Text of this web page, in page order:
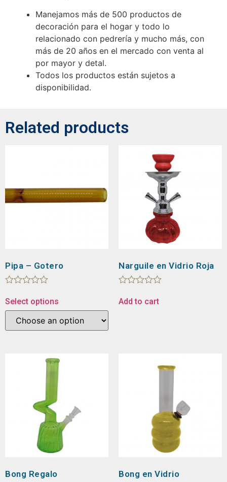
Manejamos más de 500 productos de
decoración para el hogar y todo lo
relacionado con pedrería y mucho más, con
más de 20 años en el mercado con venta al
por mayor y detal.
Todos los productos están sujetos a
disponibilidad.
Related products
Pipa – Gotero
0
Select options
Narguile en Vidrio Roja
0
Add to cart
Bong Regalo Bong en Vidrio